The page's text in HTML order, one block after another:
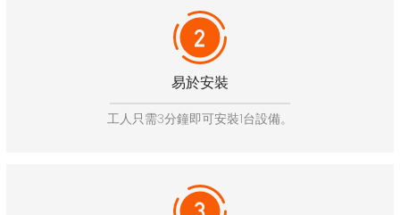
易於安裝
工人只需3分鐘即可安裝1台設備。